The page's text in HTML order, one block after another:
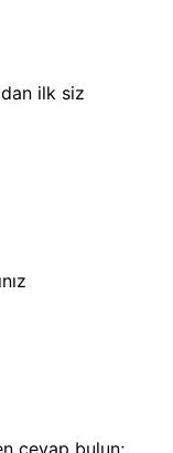
ilk siz